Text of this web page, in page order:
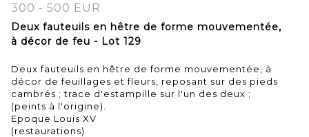
300 - 500 EUR
Deux fauteuils en hêtre de forme mouvementée,
à décor de feu - Lot 129
Deux fauteuils en hêtre de forme mouvementée, à
décor de feuillages et fleurs, reposant sur des pieds
cambrés ; trace d'estampille sur l'un des deux ;
(peints à l'origine).
Epoque Louis XV
(restaurations).